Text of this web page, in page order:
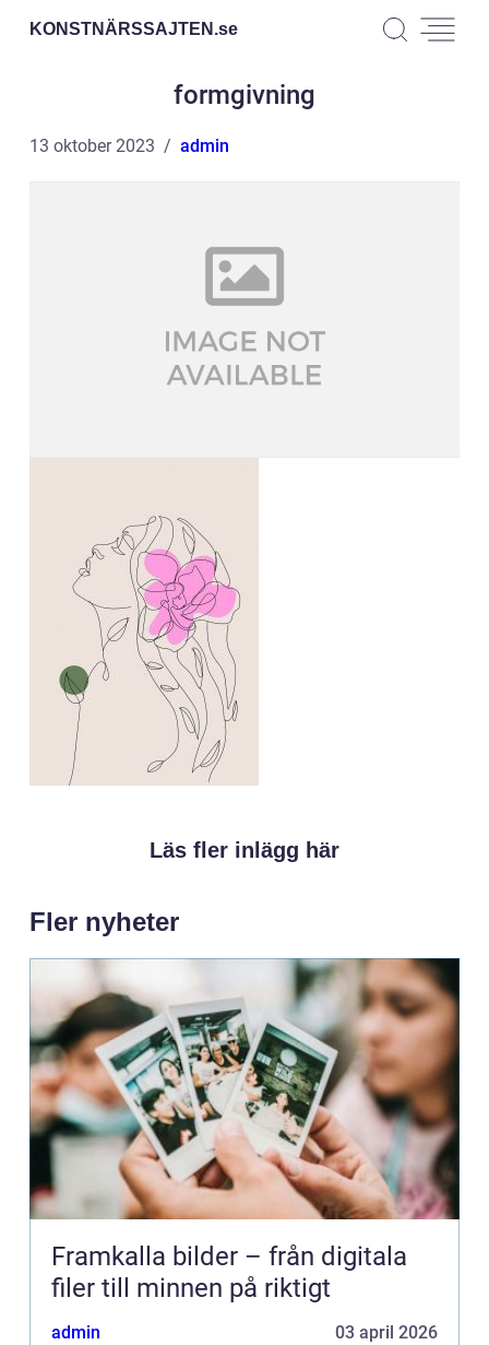
KONSTNÄRSSAJTEN.se
formgivning
13 oktober 2023 admin
Läs fler inlägg här
Fler nyheter
Framkalla bilder – från digitala
filer till minnen på riktigt
admin 03 april 2026